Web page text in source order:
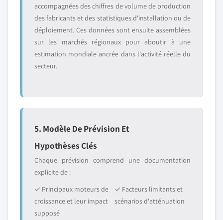
accompagnées des chiffres de volume de production
des fabricants et des statistiques d'installation ou de
déploiement. Ces données sont ensuite assemblées
sur les marchés régionaux pour aboutir à une
estimation mondiale ancrée dans l'activité réelle du
secteur.
5. Modèle De Prévision Et
Hypothèses Clés
Chaque prévision comprend une documentation
explicite de :
✓ Principaux moteurs de
croissance et leur impact
supposé
✓ Facteurs limitants et
scénarios d'atténuation